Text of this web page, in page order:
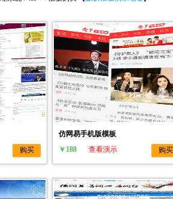
购买
仿网易手机版模板
￥188
查看演示 购买